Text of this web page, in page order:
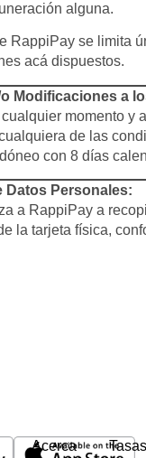
alguna.
RappiPay se limita
acá dispuestos.
Modificaciones a
momento y
de las
con 8 días
Datos Personales:
a RappiPay a
la tarjeta física,
Acerca